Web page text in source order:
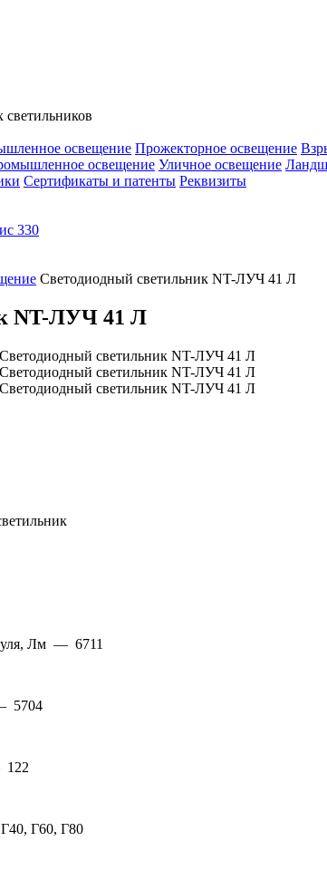
светильников
освещение Прожекторное освещение
освещение Уличное освещение
Сертификаты и патенты Реквизиты
330
Светодиодный светильник NT-ЛУЧ 41 Л
NT-ЛУЧ 41 Л
Лм — 6711
5704
122
Г60, Г80